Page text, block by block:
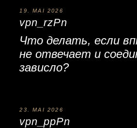
19. MAI 2026
vpn_rzPn
Что делать, если
не отвечает и
зависло?
23. MAI 2026
vpn_ppPn